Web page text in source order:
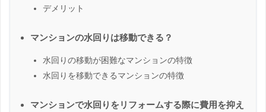
デメリット
マンションの水回りは移動できる？
水回りの移動が困難なマンションの特徴
水回りを移動できるマンションの特徴
マンションで水回りをリフォームする際に費用を抑え